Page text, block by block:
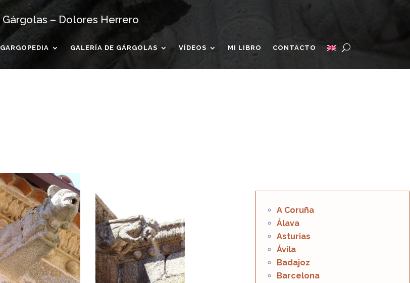
Gárgolas – Dolores Herrero
GARGOPEDIA GALERÍA DE GÁRGOLAS VÍDEOS MI LIBRO CONTACTO
A Coruña
Álava
Asturias
Ávila
Badajoz
Barcelona